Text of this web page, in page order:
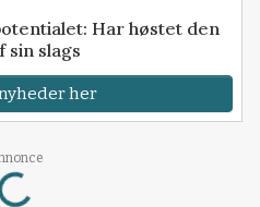
Har høstet den
sin slags
her